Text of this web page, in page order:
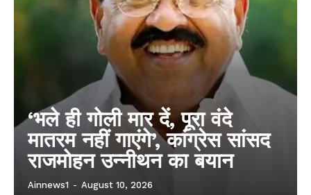
‘भले ही गोली मार दें, पूरा वंदे
मातरम नहीं गाएंगे’, कांग्रेस सांसद
राजमोहन उन्नीथन का बयान
Ainnews1 - August 10, 2026